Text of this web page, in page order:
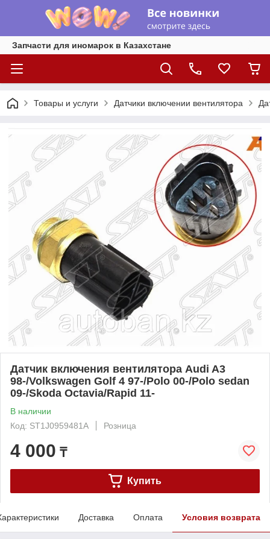
Запчасти для иномарок в Казахстане
Товары и услуги Датчики включении вентилятора
Датчик включения вентилятора Audi A3
98-/Volkswagen Golf 4 97-/Polo 00-/Polo sedan
09-/Skoda Octavia/Rapid 11-
В наличии
Код: ST1J0959481A
Розница
4 000 ₸
Купить
Доставка Оплата Условия возврата